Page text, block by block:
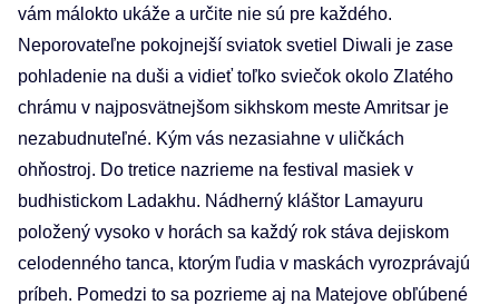
vám málokto ukáže a určite nie sú pre každého.
Neporovateľne pokojnejší sviatok svetiel Diwali je zase
pohladenie na duši a vidieť toľko sviečok okolo Zlatého
chrámu v najposvätnejšom sikhskom meste Amritsar je
nezabudnuteľné. Kým vás nezasiahne v uličkách
ohňostroj. Do tretice nazrieme na festival masiek v
budhistickom Ladakhu. Nádherný kláštor Lamayuru
položený vysoko v horách sa každý rok stáva dejiskom
celodenného tanca, ktorým ľudia v maskách vyrozprávajú
príbeh. Pomedzi to sa pozrieme aj na Matejove obľúbené